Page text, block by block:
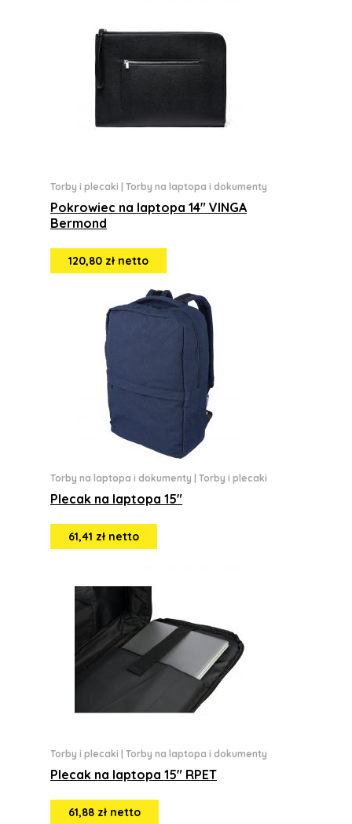
Torby i plecaki Torby na laptopa i dokumenty
Pokrowiec na laptopa 14" VINGA
Bermond
120,80 zł netto
Torby na laptopa i dokumenty Torby i plecaki
Plecak na laptopa 15"
61,41 zł netto
Torby i plecaki Torby na laptopa i dokumenty
Plecak na laptopa 15" RPET
61,88 zł netto